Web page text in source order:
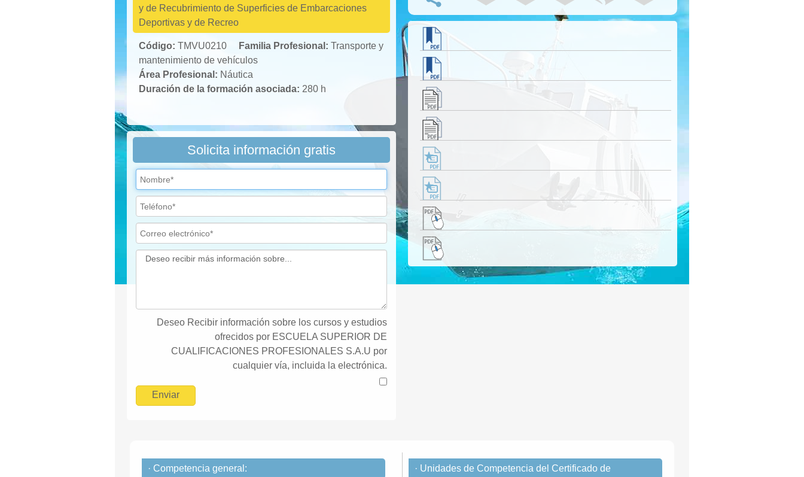
y de Recubrimiento de Superficies de Embarcaciones
Deportivas y de Recreo
Código: TMVU0210 Familia Profesional: Transporte y
mantenimiento de vehículos
Área Profesional: Náutica
Duración de la formación asociada: 280 h
Solicita información gratis
Deseo Recibir información sobre los cursos y estudios
ofrecidos por ESCUELA SUPERIOR DE
CUALIFICACIONES PROFESIONALES S.A.U por
cualquier vía, incluida la electrónica.
· Competencia general:
· Unidades de Competencia del Certificado de